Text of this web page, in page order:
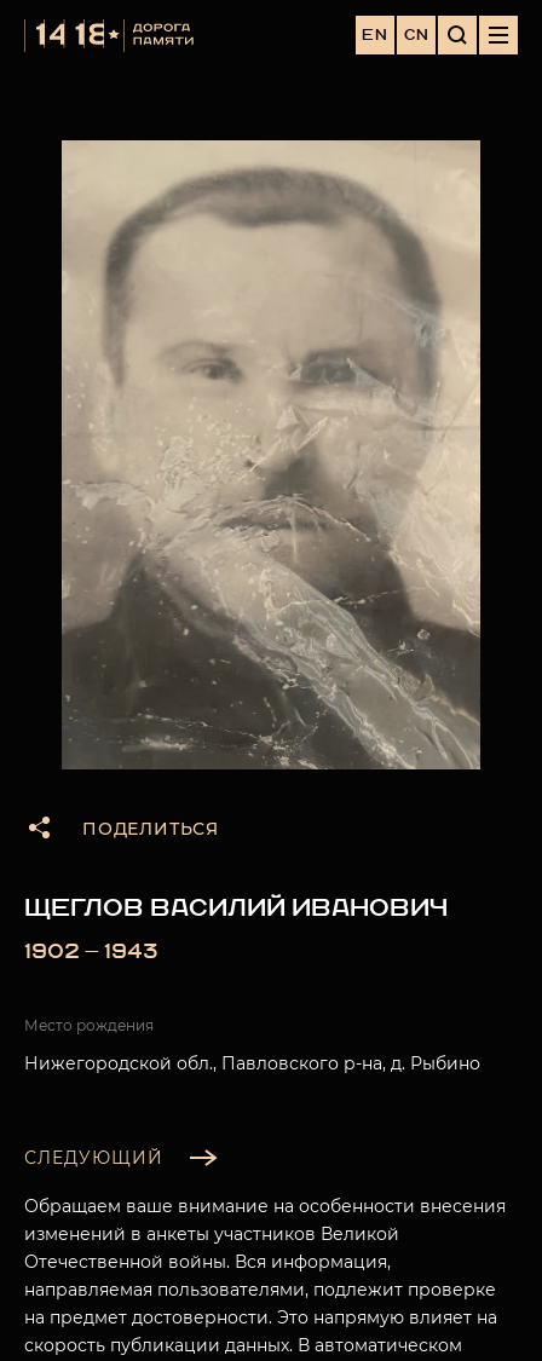
EN CN
ПОДЕЛИТЬСЯ
ЩЕГЛОВ ВАСИЛИЙ ИВАНОВИЧ
1902 — 1943
Место рождения
Нижегородской обл., Павловского р-на, д. Рыбино
СЛЕДУЮЩИЙ
Обращаем ваше внимание на особенности внесения
изменений в анкеты участников Великой
Отечественной войны. Вся информация,
направляемая пользователями, подлежит проверке
на предмет достоверности. Это напрямую влияет на
скорость публикации данных. В автоматическом